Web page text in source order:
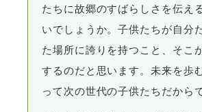
たちに故郷のすばらしさを伝え
いでしょうか。子供たちが自分
た場所に誇りを持つこと、そこ
するのだと思います。未来を歩
って次の世代の子供たちだから